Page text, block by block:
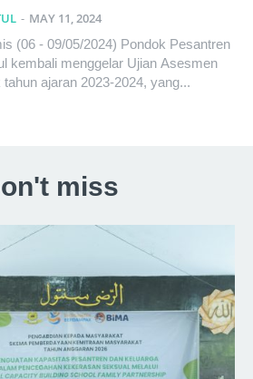
- MAY 11, 2024
(06 - 09/05/2024) Pondok Pesantren
kembali menggelar Ujian Asesmen
ajaran 2023-2024, yang...
miss